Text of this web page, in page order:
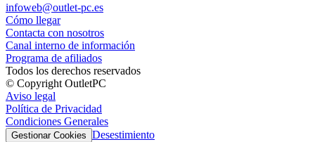
infoweb@outlet-pc.es
Cómo llegar
Contacta con nosotros
Canal interno de información
Programa de afiliados
Todos los derechos reservados
© Copyright OutletPC
Aviso legal
Política de Privacidad
Condiciones Generales
Gestionar Cookies Desestimiento